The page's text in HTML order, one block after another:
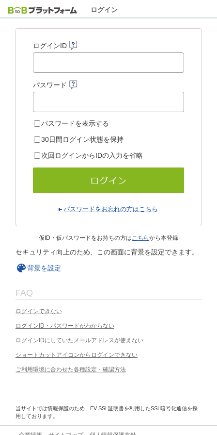
ログイン
ログインID
パスワード
パスワードを表示する
30日間ログイン状態を保持
次回ログインからIDの入力を省略
パスワードをお忘れの方はこちら
仮ID・仮パスワードをお持ちの方はこちらから本登録
セキュリティ向上のため、この画面に背景を設定できます。
背景を設定
FAQ
ログインできない
ログインID・パスワードがわからない
ログインIDにしていたメールアドレスが使えない
ショートカットアイコンからログインできない
ご利用環境に合わせた各種設定・確認方法
当サイトでは情報保護のため、EV SSL証明書を利用したSSL暗号化通信を採
用しております。